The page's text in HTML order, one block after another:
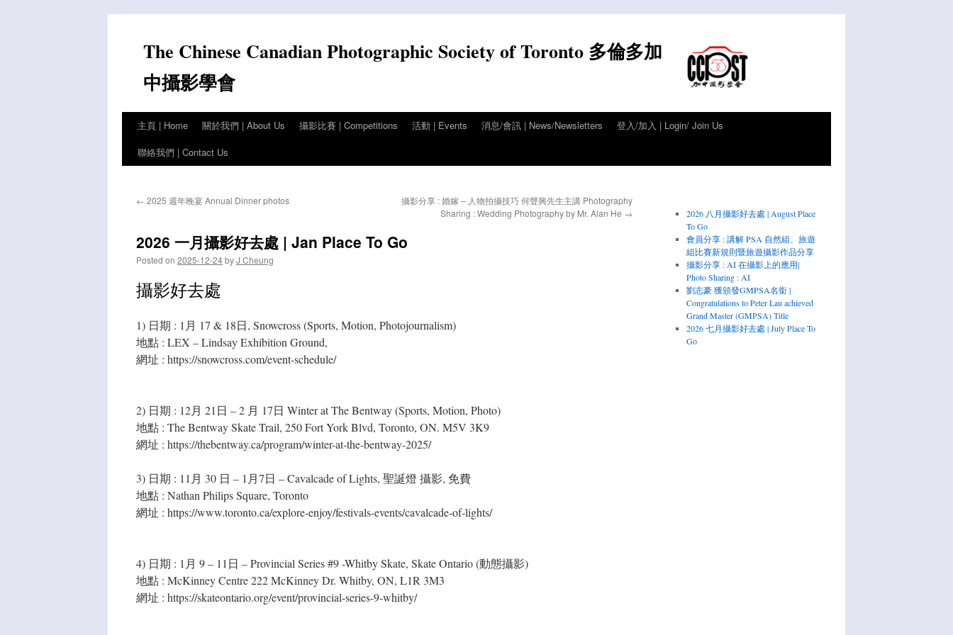
contentThe Chinese Canadian Photographic Society of Toronto 多倫多加
中攝影學會
主頁 | Home 關於我們 | About Us 攝影比賽 | Competitions 活動 | Events 消息/會訊 | News/Newsletters
登入/加入 | Login/ Join Us
聯絡我們 | Contact Us
← 2025 週年晚宴 Annual Dinner photos
攝影分享 : 婚嫁 – 人物拍攝技巧 何聲興先生主講 Photography
Sharing : Wedding Photography by Mr. Alan He →
2026 一月攝影好去處 | Jan Place To Go
Posted on 2025-12-24byJ Cheung
攝影好去處
1) 日期 : 1月 17 & 18日, Snowcross (Sports, Motion, Photojournalism)
地點 : LEX – Lindsay Exhibition Ground,
網址 : https://snowcross.com/event-schedule/
2) 日期 : 12月 21日 – 2 月 17日 Winter at The Bentway (Sports, Motion, Photo)
地點 : The Bentway Skate Trail, 250 Fort York Blvd, Toronto, ON. M5V 3K9
網址 : https://thebentway.ca/program/winter-at-the-bentway-2025/
3) 日期 : 11月 30 日 – 1月7日 – Cavalcade of Lights, 聖誕燈 攝影, 免費
地點 : Nathan Philips Square, Toronto
網址 : https://www.toronto.ca/explore-enjoy/festivals-events/cavalcade-of-lights/
4) 日期 : 1月 9 – 11日 – Provincial Series #9 -Whitby Skate, Skate Ontario (動態攝影)
地點 : McKinney Centre 222 McKinney Dr. Whitby, ON, L1R 3M3
網址 : https://skateontario.org/event/provincial-series-9-whitby/
2026 八月攝影好去處 | August Place
To Go
會員分享 : 講解 PSA 自然組、旅遊
組比賽新規則暨旅遊攝影作品分享
攝影分享 : AI 在攝影上的應用|
Photo Sharing : AI
劉志豪 獲頒發GMPSA名銜 |
Congratulations to Peter Lau achieved
Grand Master (GMPSA) Title
2026 七月攝影好去處 | July Place To
Go